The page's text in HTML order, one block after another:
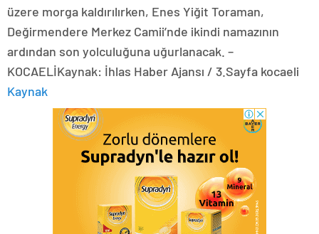
üzere morga kaldırılırken, Enes Yiğit Toraman,
Değirmendere Merkez Camii’nde ikindi namazının
ardından son yolculuğuna uğurlanacak. –
KOCAELİKaynak: İhlas Haber Ajansı / 3.Sayfa kocaeli
Kaynak